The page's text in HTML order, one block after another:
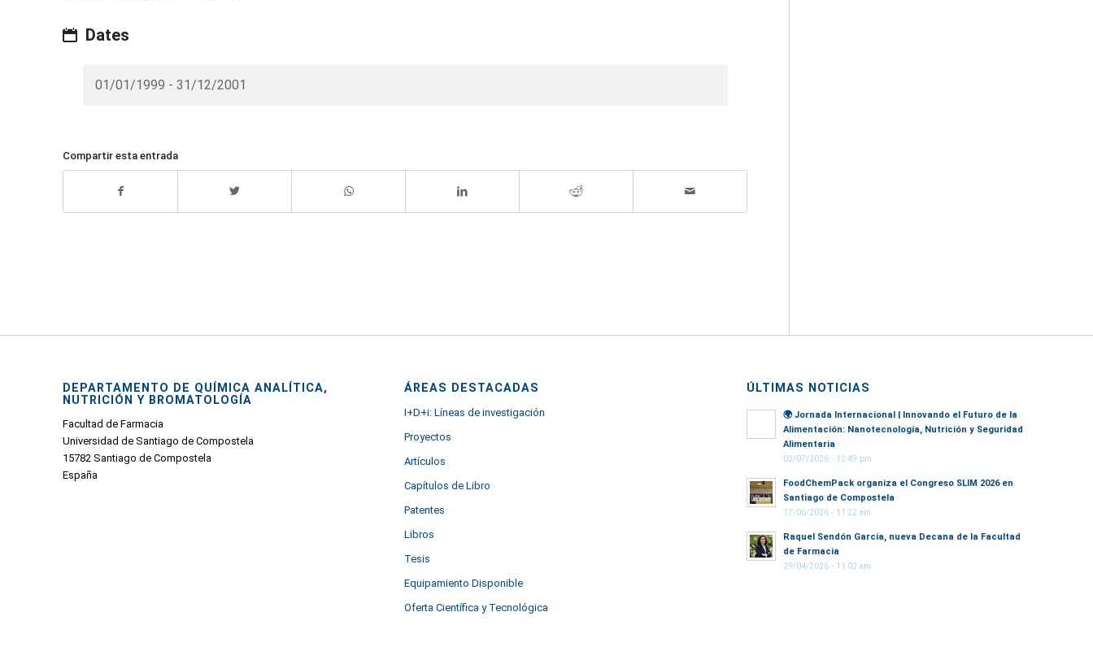
Dates
01/01/1999 - 31/12/2001
Compartir esta entrada
DEPARTAMENTO DE QUÍMICA ANALÍTICA,
NUTRICIÓN Y BROMATOLOGÍA
Facultad de Farmacia
Universidad de Santiago de Compostela
15782 Santiago de Compostela
España
ÁREAS DESTACADAS
I+D+i: Líneas de investigación
Proyectos
Artículos
Capítulos de Libro
Patentes
Libros
Tesis
Equipamiento Disponible
Oferta Científica y Tecnológica
ÚLTIMAS NOTICIAS
🌍 Jornada Internacional | Innovando el Futuro de la
Alimentación: Nanotecnología, Nutrición y Seguridad
Alimentaria
02/07/2026 - 12:49 pm
FoodChemPack organiza el Congreso SLIM 2026 en
Santiago de Compostela
17/06/2026 - 11:22 am
Raquel Sendón García, nueva Decana de la Facultad
de Farmacia
29/04/2026 - 11:02 am